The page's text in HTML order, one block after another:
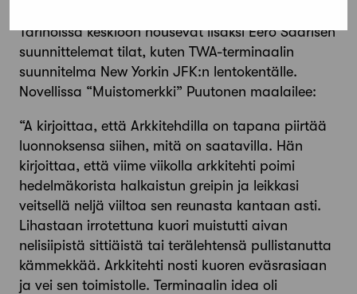
Tarinoissa keskiöön nousevat lisäksi Eero Saarisen
suunnittelemat tilat, kuten TWA-terminaalin
suunnitelma New Yorkin JFK:n lentokentälle.
Novellissa “Muistomerkki” Puutonen maalailee:
“A kirjoittaa, että Arkkitehdilla on tapana piirtää
luonnoksensa siihen, mitä on saatavilla. Hän
kirjoittaa, että viime viikolla arkkitehti poimi
hedelmäkorista halkaistun greipin ja leikkasi
veitsellä neljä viiltoa sen reunasta kantaan asti.
Lihastaan irrotettuna kuori muistutti aivan
nelisiipistä sittiäistä tai terälehtensä pullistanutta
kämmekkää. Arkkitehti nosti kuoren eväsrasiaan
ja vei sen toimistolle. Terminaalin idea oli